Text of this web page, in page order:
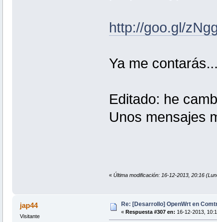
http://goo.gl/
Ya me
Editado: he
Unos mensajes
« Última modificación: 16-12-2013, 20:16
jap44
Visitante
Re: [Desarrollo] OpenWrt en
« Respuesta #307 en: 16-12-2013,